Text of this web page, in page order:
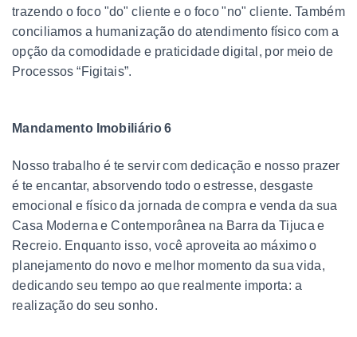
trazendo o foco "do" cliente e o foco "no" cliente. Também
conciliamos a humanização do atendimento físico com a
opção da comodidade e praticidade digital, por meio de
Processos “Figitais”.
Mandamento Imobiliário 6
Nosso trabalho é te servir com dedicação e nosso prazer
é te encantar, absorvendo todo o estresse, desgaste
emocional e físico da jornada de compra e venda da sua
Casa Moderna e Contemporânea na Barra da Tijuca e
Recreio. Enquanto isso, você aproveita ao máximo o
planejamento do novo e melhor momento da sua vida,
dedicando seu tempo ao que realmente importa: a
realização do seu sonho.